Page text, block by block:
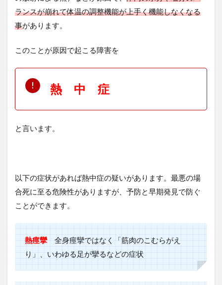
ランスが崩れて体温の調整機能が上手く機能しなくなる
事があります。
このことが原因で起こる障害を
熱 中 症
と言います。
以下の症状があれば熱中症の疑いがあります。最悪の場
合死に至る危険性がありますが、予防と早期発見で防ぐ
ことができます。
熱痙攣全身痙攣ではなく「筋肉のこむらがえ
り」、いわゆる足が攣るなどの症状